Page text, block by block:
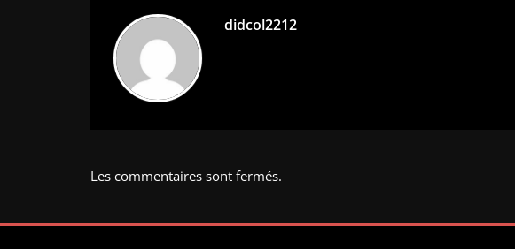
didcol2212
Les commentaires sont fermés.